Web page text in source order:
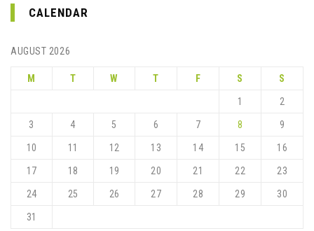
CALENDAR
AUGUST 2026
M T W T F S S
1 2
3 4 5 6 7 8 9
10 11 12 13 14 15 16
17 18 19 20 21 22 23
24 25 26 27 28 29 30
31